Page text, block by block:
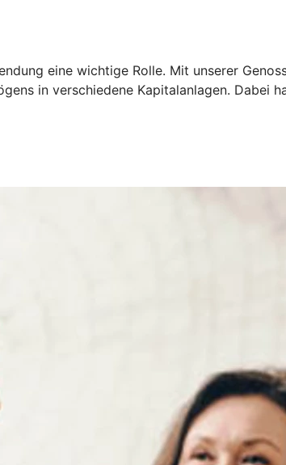
eine wichtige Rolle. Mit unserer
in verschiedene Kapitalanlagen. Dabei